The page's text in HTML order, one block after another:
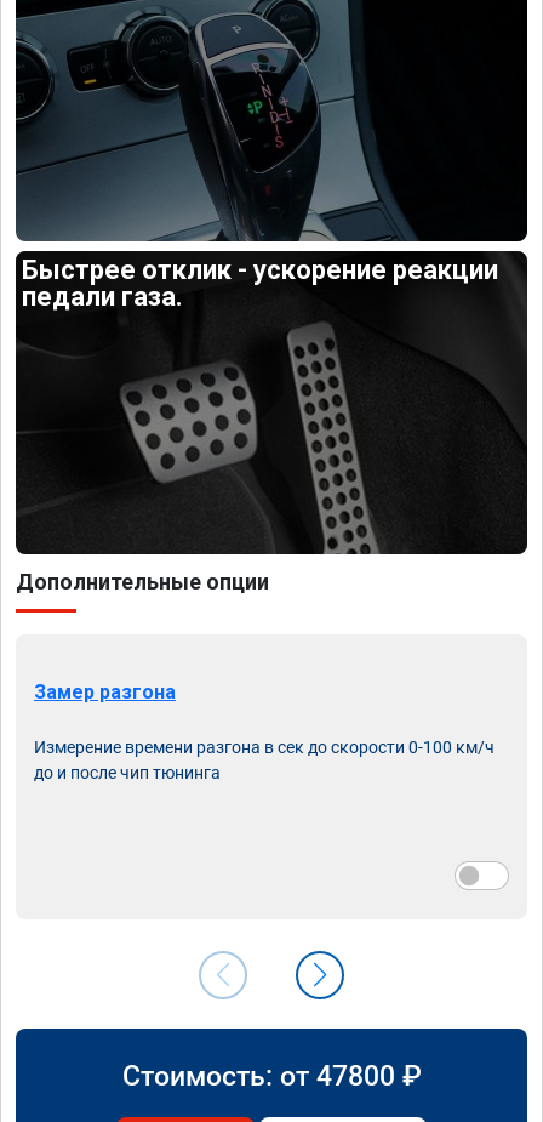
Быстрее отклик - ускорение реакции
педали газа.
Дополнительные опции
Замер разгона
Измерение времени разгона в сек до скорости 0-100 км/ч
до и после чип тюнинга
Стоимость: от 47800 ₽